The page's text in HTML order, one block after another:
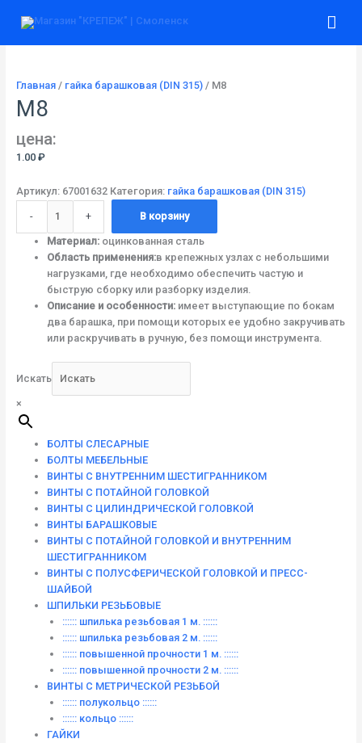
Главная/ гайка барашковая (DIN 315)/ М8
М8
цена:
1.00 ₽
Артикул: 67001632 Категория: гайка барашковая (DIN 315)
-
товара
+ В корзину
Материал:оцинкованная сталь
Область применения:в крепежных узлах с небольшими
нагрузками, где необходимо обеспечить частую и
быструю сборку или разборку изделия.
Описание и особенности:имеет выступающие по бокам
два барашка, при помощи которых ее удобно закручивать
или раскручивать в ручную, без помощи инструмента.
Искать
×
БОЛТЫ СЛЕСАРНЫЕ
БОЛТЫ МЕБЕЛЬНЫЕ
ВИНТЫ С ВНУТРЕННИМ ШЕСТИГРАННИКОМ
ВИНТЫ С ПОТАЙНОЙ ГОЛОВКОЙ
ВИНТЫ С ЦИЛИНДРИЧЕСКОЙ ГОЛОВКОЙ
ВИНТЫ БАРАШКОВЫЕ
ВИНТЫ С ПОТАЙНОЙ ГОЛОВКОЙ И ВНУТРЕННИМ
ШЕСТИГРАННИКОМ
ВИНТЫ С ПОЛУСФЕРИЧЕСКОЙ ГОЛОВКОЙ И ПРЕСС-
ШАЙБОЙ
ШПИЛЬКИ РЕЗЬБОВЫЕ
:::::: шпилька резьбовая 1 м. ::::::
:::::: шпилька резьбовая 2 м. ::::::
:::::: повышенной прочности 1 м. ::::::
:::::: повышенной прочности 2 м. ::::::
ВИНТЫ C МЕТРИЧЕСКОЙ РЕЗЬБОЙ
:::::: полукольцо ::::::
:::::: кольцо ::::::
ГАЙКИ